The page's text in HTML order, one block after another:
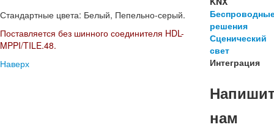
Стандартные цвета: Белый, Пепельно-серый.
Поставляется без шинного соединителя HDL-
MPPI/TILE.48.
Наверх
решения
Сценический
свет
Интеграция
нам